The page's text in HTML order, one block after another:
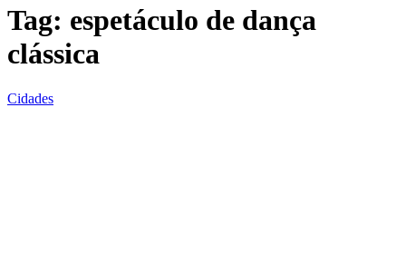
Tag: espetáculo de dança
clássica
Cidades